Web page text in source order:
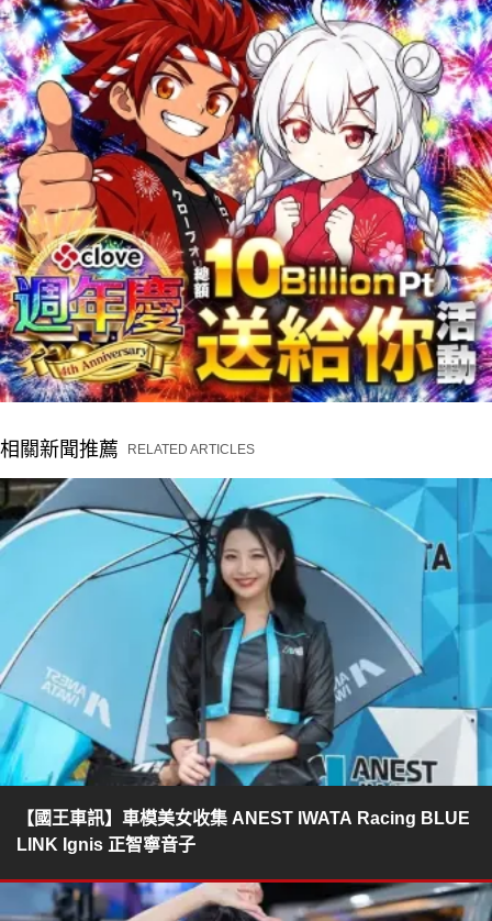
相關新聞推薦 RELATED ARTICLES
【國王車訊】車模美女收集 ANEST IWATA Racing BLUE
LINK Ignis 正智寧音子